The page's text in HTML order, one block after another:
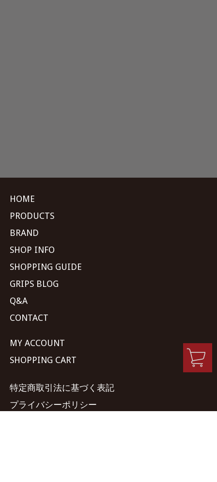
HOME
PRODUCTS
BRAND
SHOP INFO
SHOPPING GUIDE
GRIPS BLOG
Q&A
CONTACT
MY ACCOUNT
SHOPPING CART
特定商取引法に基づく表記
プライバシーポリシー